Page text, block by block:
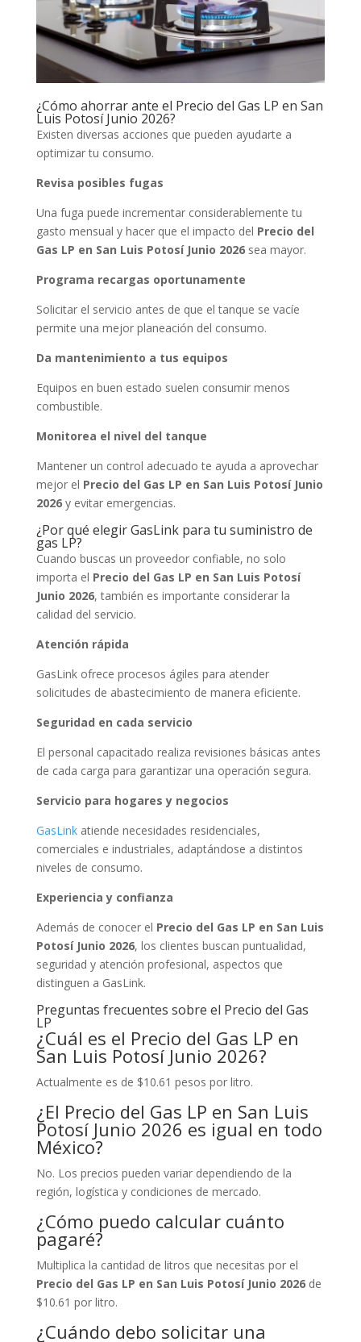
¿Cómo ahorrar ante el Precio del Gas LP en San
Luis Potosí Junio 2026?
Existen diversas acciones que pueden ayudarte a
optimizar tu consumo.
Revisa posibles fugas
Una fuga puede incrementar considerablemente tu
gasto mensual y hacer que el impacto del Precio del
Gas LP en San Luis Potosí Junio 2026sea mayor.
Programa recargas oportunamente
Solicitar el servicio antes de que el tanque se vacíe
permite una mejor planeación del consumo.
Da mantenimiento a tus equipos
Equipos en buen estado suelen consumir menos
combustible.
Monitorea el nivel del tanque
Mantener un control adecuado te ayuda a aprovechar
mejor el Precio del Gas LP en San Luis Potosí Junio
2026y evitar emergencias.
¿Por qué elegir GasLink para tu suministro de
gas LP?
Cuando buscas un proveedor confiable, no solo
importa el Precio del Gas LP en San Luis Potosí
Junio 2026, también es importante considerar la
calidad del servicio.
Atención rápida
GasLink ofrece procesos ágiles para atender
solicitudes de abastecimiento de manera eficiente.
Seguridad en cada servicio
El personal capacitado realiza revisiones básicas antes
de cada carga para garantizar una operación segura.
Servicio para hogares y negocios
GasLinkatiende necesidades residenciales,
comerciales e industriales, adaptándose a distintos
niveles de consumo.
Experiencia y confianza
Además de conocer el Precio del Gas LP en San Luis
Potosí Junio 2026, los clientes buscan puntualidad,
seguridad y atención profesional, aspectos que
distinguen a GasLink.
Preguntas frecuentes sobre el Precio del Gas
LP
¿Cuál es el Precio del Gas LP en
San Luis Potosí Junio 2026?
Actualmente es de $10.61 pesos por litro.
¿El Precio del Gas LP en San Luis
Potosí Junio 2026 es igual en todo
México?
No. Los precios pueden variar dependiendo de la
región, logística y condiciones de mercado.
¿Cómo puedo calcular cuánto
pagaré?
Multiplica la cantidad de litros que necesitas por el
Precio del Gas LP en San Luis Potosí Junio 2026de
$10.61 por litro.
¿Cuándo debo solicitar una